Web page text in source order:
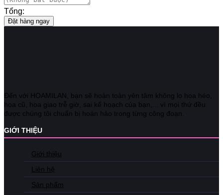
Tổng:
Đặt hàng ngay
Đến với HOAMILAN, bạn sẽ hoàn toàn yên tâm không lo hoa héo,
hoa cũ, hoa giao trễ giờ, sai kế hoạch của bạn,... vì mọi thứ đều
được chúng tôi chuẩn bị hoàn hảo trong từng công đoạn.
GIỚI THIỆU
Giới thiệu
Liên hệ
Sản phẩm